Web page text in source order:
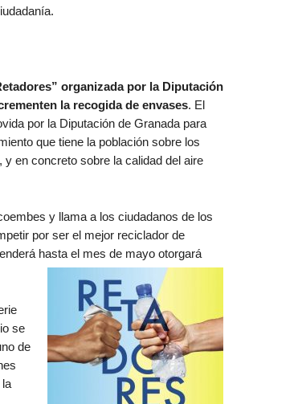
organizada por la Diputación
la recogida de envases. El
por la Diputación de Granada para
que tiene la población sobre los
en concreto sobre la calidad del aire
y llama a los ciudadanos de los
por ser el mejor reciclador de
hasta el mes de mayo otorgará
se
de